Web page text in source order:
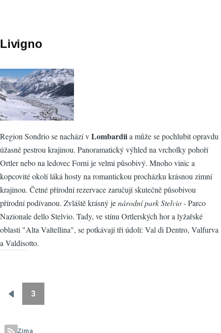
Livigno
Region Sondrio se nachází vLombardiia může se pochlubit opravdu
úžasně pestrou krajinou. Panoramatický výhled na vrcholky pohoří
Ortler nebo na ledovec Forni je velmi působivý. Mnoho vinic a
kopcovité okolí láká hosty na romantickou procházku krásnou zimní
krajinou. Četné přírodní rezervace zaručují skutečně působivou
přírodní podívanou. Zvláště krásný jenárodní park Stelvio- Parco
Nazionale dello Stelvio. Tady, ve stínu Ortlerských hor a lyžařské
oblasti "Alta Valtellina", se potkávají tři údolí: Val di Dentro, Valfurva
a Valdisotto.
Pagination
Předchozí
3
Zima